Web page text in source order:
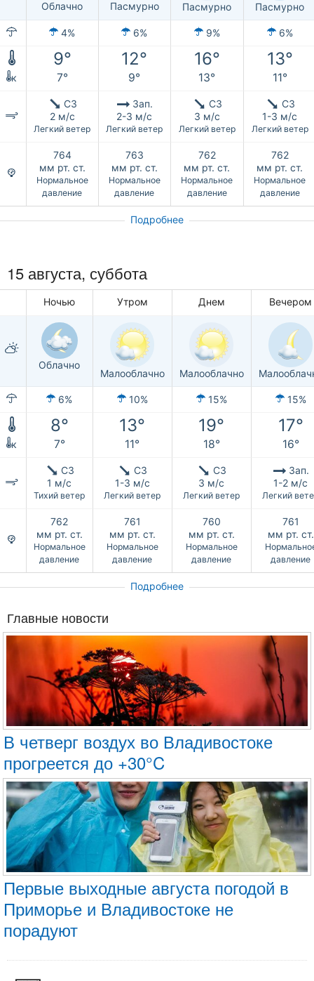
Облачно Пасмурно Пасмурно Пасмурно
4% 6% 9% 6%
9° 12° 16° 13°
к 7° 9° 13° 11°
СЗ
2 м/с
Легкий ветер
Зап.
2-3 м/с
Легкий ветер
СЗ
3 м/с
Легкий ветер
СЗ
1-3 м/с
Легкий ветер
764
мм рт. ст.
Нормальное
давление
763
мм рт. ст.
Нормальное
давление
762
мм рт. ст.
Нормальное
давление
762
мм рт. ст.
Нормальное
давление
Подробнее
15 августа, суббота
Ночью Утром Днем Вечером
Облачно
Малооблачно Малооблачно
6% 10% 15% 15%
8° 13° 19° 17°
к 7° 11° 18° 16°
СЗ
1 м/с
Тихий ветер
СЗ
1-3 м/с
Легкий ветер
СЗ
3 м/с
Легкий ветер
Зап.
1-2 м/с
Легкий
762
мм рт. ст.
Нормальное
давление
761
мм рт. ст.
Нормальное
давление
760
мм рт. ст.
Нормальное
давление
761
мм рт. ст.
давление
Подробнее
Главные новости
В четверг воздух во Владивостоке
прогреется до +30°C
Первые выходные августа погодой в
Приморье и Владивостоке не
порадуют